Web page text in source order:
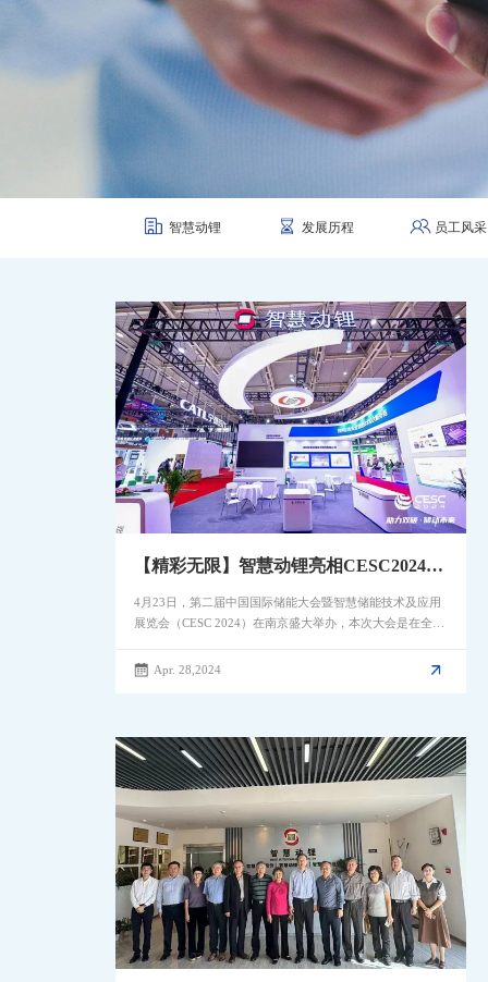
智慧动锂 发展历程 员工风采
【精彩无限】智慧动锂亮相CESC2024第
4月23日，第二届中国国际储能大会暨智慧储能技术及应用
展览会（CESC 2024）在南京盛大举办，本次大会是在全球
碳，储动未来”为主题，旨在系统化解读新型储能产业的发
Apr. 28,2024